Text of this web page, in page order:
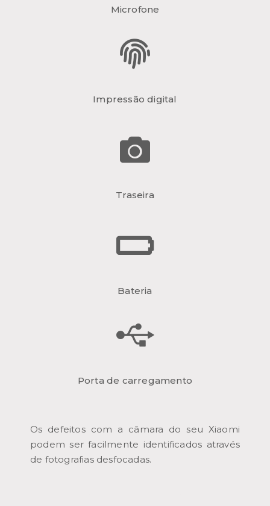
Microfone
Impressão digital
Traseira
Bateria
Porta de carregamento
Os defeitos com a câmara do seu Xiaomi
podem ser facilmente identificados através
de fotografias desfocadas.